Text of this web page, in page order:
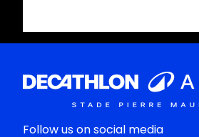
Follow us on social media